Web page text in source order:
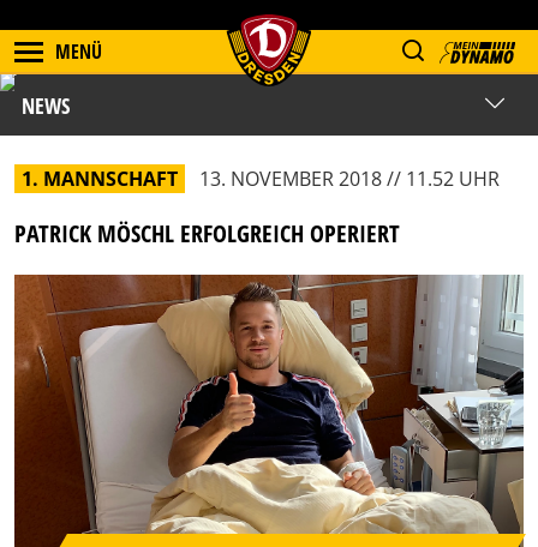
MENÜ
NEWS
1. MANNSCHAFT 13. NOVEMBER 2018 // 11.52 UHR
PATRICK MÖSCHL ERFOLGREICH OPERIERT